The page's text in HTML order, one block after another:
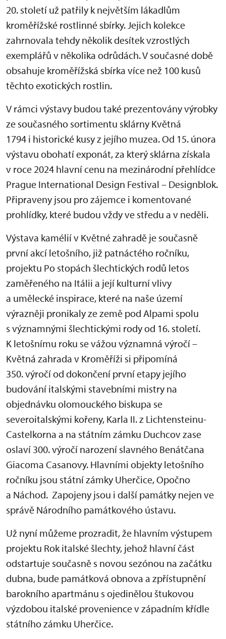
20. století už patřily k největším lákadlům
kroměřížské rostlinné sbírky. Jejich kolekce
zahrnovala tehdy několik desítek vzrostlých
exemplářů v několika odrůdách. V současné době
obsahuje kroměřížská sbírka více než 100 kusů
těchto exotických rostlin.
V rámci výstavy budou také prezentovány výrobky
ze současného sortimentu sklárny Květná
1794 i historické kusy z jejího muzea. Od 15. února
výstavu obohatí exponát, za který sklárna získala
v roce 2024 hlavní cenu na mezinárodní přehlídce
Prague International Design Festival – Designblok.
Připraveny jsou pro zájemce i komentované
prohlídky, které budou vždy ve středu a v neděli.
Výstava kamélií v Květné zahradě je současně
první akcí letošního, již patnáctého ročníku,
projektu Po stopách šlechtických rodů letos
zaměřeného na Itálii a její kulturní vlivy
a umělecké inspirace, které na naše území
výrazněji pronikaly ze země pod Alpami spolu
s významnými šlechtickými rody od 16. století.
K letošnímu roku se vážou významná výročí –
Květná zahrada v Kroměříži si připomíná
350. výročí od dokončení první etapy jejího
budování italskými stavebními mistry na
objednávku olomouckého biskupa se
severoitalskými kořeny, Karla II. z Lichtensteinu-
Castelkorna a na státním zámku Duchcov zase
oslaví 300. výročí narození slavného Benátčana
Giacoma Casanovy. Hlavními objekty letošního
ročníku jsou státní zámky Uherčice, Opočno
a Náchod. Zapojeny jsou i další památky nejen ve
správě Národního památkového ústavu.
Už nyní můžeme prozradit, že hlavním výstupem
projektu Rok italské šlechty, jehož hlavní část
odstartuje současně s novou sezónou na začátku
dubna, bude památková obnova a zpřístupnění
barokního apartmánu s ojedinělou štukovou
výzdobou italské provenience v západním křídle
státního zámku Uherčice.